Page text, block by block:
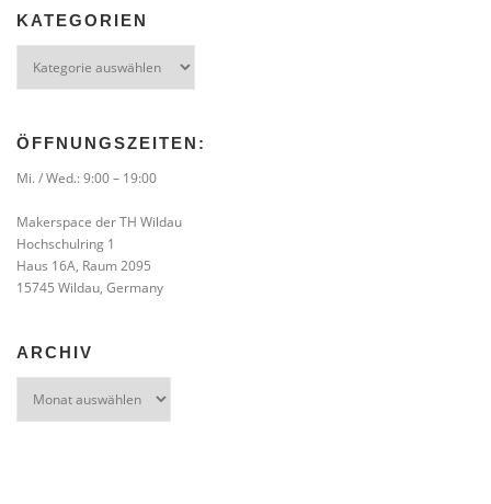
KATEGORIEN
ÖFFNUNGSZEITEN:
Mi. / Wed.: 9:00 – 19:00
Makerspace der TH Wildau
Hochschulring 1
Haus 16A, Raum 2095
15745 Wildau, Germany
ARCHIV